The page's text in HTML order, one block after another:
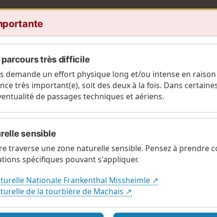
6 lacs autour du Hohneck
Hohneck
Haut du massif Vosgien et le plus haut du
(chemin, route, sentier, forêt, clairière,
durée et grand dénivelé).
et début d'automne.
très difficile
demande un effort physique long et/ou intense en
très important(e), soit des deux à la fois. Dans
de passages techniques et aériens.
sensible
traverse une zone naturelle sensible. Pensez à prendre
spécifiques pouvant s'appliquer.
Nationale Frankenthal Missheimle ↗
de la tourbière de Machais ↗